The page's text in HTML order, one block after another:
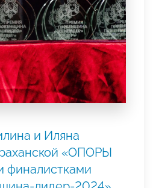
и Иляна
«ОПОРЫ
финалистками